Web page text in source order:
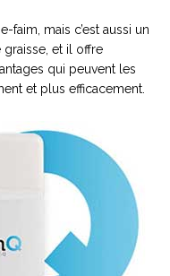
faim, mais c’est aussi un
et il offre
qui peuvent les
et plus efficacement.